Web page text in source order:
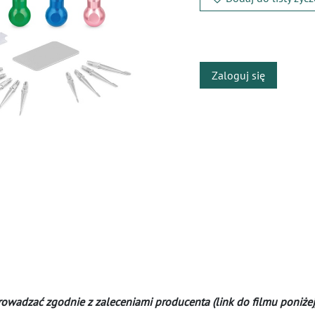
Zaloguj się
zgodnie z zaleceniami producenta (link do filmu